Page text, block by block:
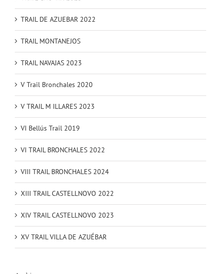
TRAIL DE AZUEBAR 2022
TRAIL MONTANEJOS
TRAIL NAVAJAS 2023
V Trail Bronchales 2020
V TRAIL M ILLARES 2023
VI Bellús Trail 2019
VI TRAIL BRONCHALES 2022
VIII TRAIL BRONCHALES 2024
XIII TRAIL CASTELLNOVO 2022
XIV TRAIL CASTELLNOVO 2023
XV TRAIL VILLA DE AZUÉBAR